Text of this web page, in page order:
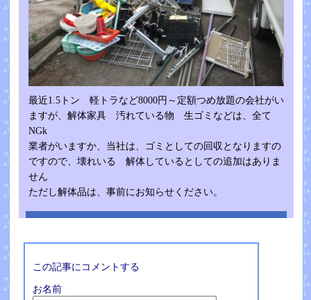
最近1.5トン 軽トラなど8000円～定額つめ放題の会社がい
ますが、解体家具 汚れている物 生ゴミなどは、全て
NGk
業者がいますか、当社は、ゴミとしての回収となりますの
ですので、壊れいる 解体しているとしての追加はありま
せん
ただし解体品は、事前にお知らせください。
この記事にコメントする
お名前